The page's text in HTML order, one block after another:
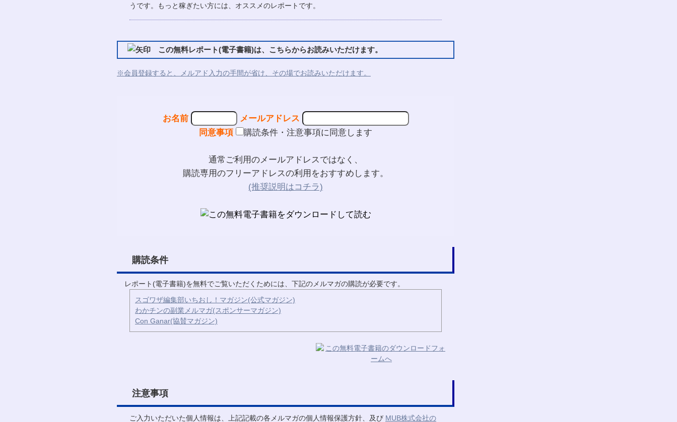
うです。もっと稼ぎたい方には、オススメのレポートです。
この無料レポート(電子書籍)は、こちらからお読みいただけます。
※会員登録すると、メルアド入力の手間が省け、その場でお読みいただけます。
お名前
メールアドレス
同意事項
購読条件・注意事項に同意します
通常ご利用のメールアドレスではなく、
購読専用のフリーアドレスの利用をおすすめします。
(推奨説明はコチラ)
購読条件
レポート(電子書籍)を無料でご覧いただくためには、下記のメルマガの購読が必要です。
スゴワザ編集部いちおし！マガジン(公式マガジン)
わかチンの副業メルマガ(スポンサーマガジン)
Con Ganar(協賛マガジン)
注意事項
ご入力いただいた個人情報は、上記記載の各メルマガの個人情報保護方針、及び MUB株式会社の